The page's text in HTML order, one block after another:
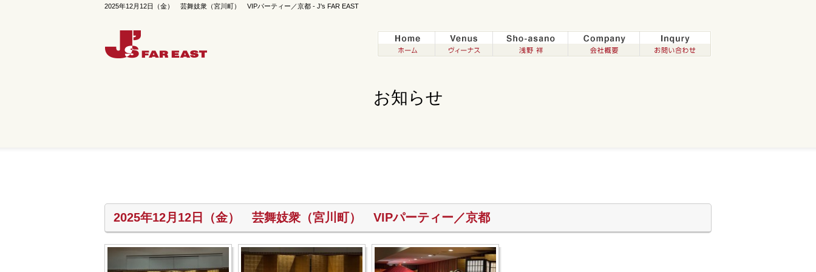
2025年12月12日（金） 芸舞妓衆（宮川町） VIPパーティー／京都 - J's FAR EAST
お知らせ
2025年12月12日（金） 芸舞妓衆（宮川町） VIPパーティー／京都